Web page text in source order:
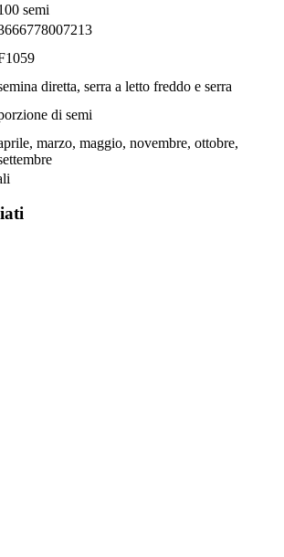
semi
diretta, serra a letto freddo e serra
di semi
marzo, maggio, novembre, ottobre,